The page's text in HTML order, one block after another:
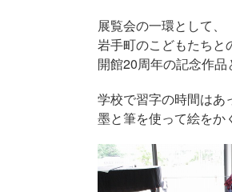
展覧会の一環として、
岩手町のこどもたちと
開館20周年の記念作品
学校で習字の時間はあ
墨と筆を使って絵をか